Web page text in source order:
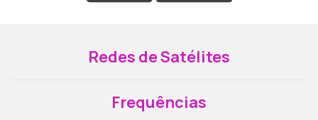
Redes de Satélites
Frequências